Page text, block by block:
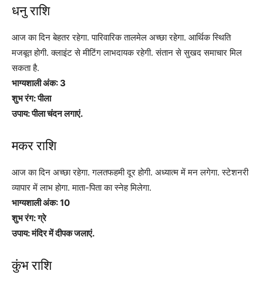
धनु राशि
आज का दिन बेहतर रहेगा. पारिवारिक तालमेल अच्छा रहेगा. आर्थिक स्थिति
मजबूत होगी. क्लाइंट से मीटिंग लाभदायक रहेगी. संतान से सुखद समाचार मिल
सकता है.
भाग्यशाली अंक: 3
शुभ रंग: पीला
उपाय: पीला चंदन लगाएं.
मकर राशि
आज का दिन अच्छा रहेगा. गलतफहमी दूर होगी. अध्यात्म में मन लगेगा. स्टेशनरी
व्यापार में लाभ होगा. माता-पिता का स्नेह मिलेगा.
भाग्यशाली अंक: 10
शुभ रंग: ग्रे
उपाय: मंदिर में दीपक जलाएं.
कुंभ राशि